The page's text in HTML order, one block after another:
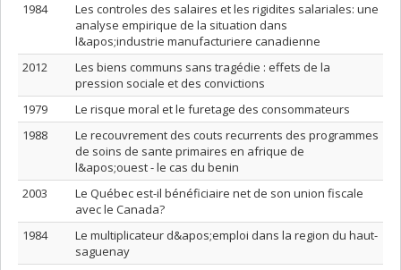
1984
Les controles des salaires et les rigidites salariales: une
analyse empirique de la situation dans
l&apos;industrie manufacturiere canadienne
2012
Les biens communs sans tragédie : effets de la
pression sociale et des convictions
1979
Le risque moral et le furetage des consommateurs
1988
Le recouvrement des couts recurrents des programmes
de soins de sante primaires en afrique de
l&apos;ouest - le cas du benin
2003
Le Québec est-il bénéficiaire net de son union fiscale
avec le Canada?
1984
Le multiplicateur d&apos;emploi dans la region du haut-
saguenay